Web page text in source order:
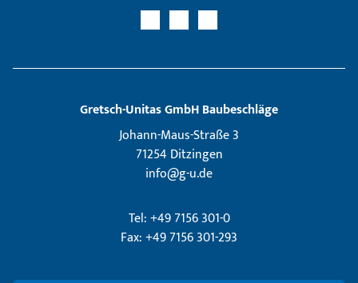
Gretsch­-Unitas GmbH Baubeschläge
Johann-Maus-Straße 3
71254 Ditzingen
info@g-u.de
Tel: +49 7156 301-0
Fax: +49 7156 301-293